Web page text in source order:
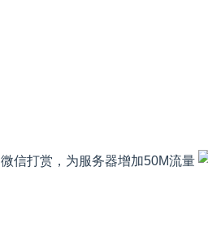
微信打赏，为服务器增加50M流量